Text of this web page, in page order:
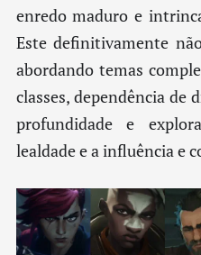
enredo maduro e
Este definitivamente
abordando temas
classes, dependência de
profundidade e
lealdade e a influência e